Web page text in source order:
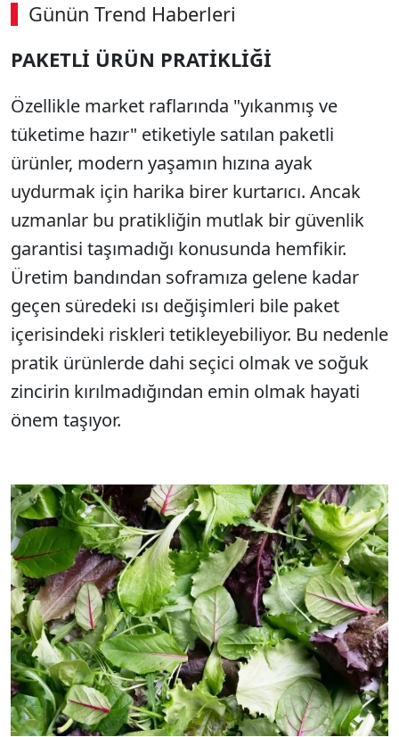
Günün Trend Haberleri
00:02 / 09:08
PAKETLİ ÜRÜN PRATİKLİĞİ
Özellikle market raflarında "yıkanmış ve
tüketime hazır" etiketiyle satılan paketli
ürünler, modern yaşamın hızına ayak
uydurmak için harika birer kurtarıcı. Ancak
uzmanlar bu pratikliğin mutlak bir güvenlik
garantisi taşımadığı konusunda hemfikir.
Üretim bandından soframıza gelene kadar
geçen süredeki ısı değişimleri bile paket
içerisindeki riskleri tetikleyebiliyor. Bu nedenle
pratik ürünlerde dahi seçici olmak ve soğuk
zincirin kırılmadığından emin olmak hayati
önem taşıyor.